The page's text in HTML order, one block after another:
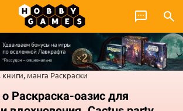
манга Раскраски
Раскраска-оазис для